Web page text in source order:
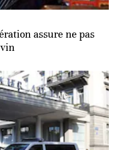
assure ne pas